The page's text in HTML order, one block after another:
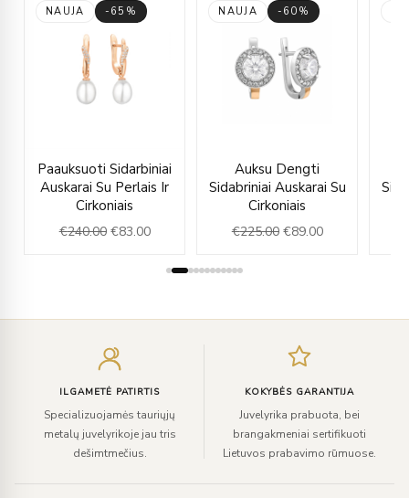
NAUJA -65%
Paauksuoti Sidarbiniai
Auskarai Su Perlais Ir
Cirkoniais
€240.00
price
was:
€240.00.
€83.00
price
is:
NAUJA -60%
Auksu Dengti
Sidabriniai Auskarai Su
Cirkoniais
€225.00
price
was:
€225.00.
€89.00
is:
ILGAMETĖ PATIRTIS
Specializuojamės tauriųjų
metalų juvelyrikoje jau tris
dešimtmečius.
KOKYBĖS GARANTIJA
Juvelyrika prabuota, bei
brangakmeniai sertifikuoti
Lietuvos prabavimo rūmuose.